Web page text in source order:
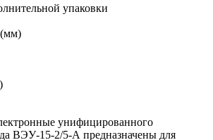
упаковки
(мм)
унифицированного
ВЭУ-15-2/5-А предназначены для